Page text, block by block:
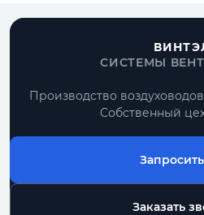
СИСТЕМЫ
Производство
Собственный
Заказать